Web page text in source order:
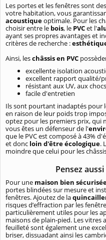
Les portes et les fenêtres sont
votre habitation, vous
acoustiqueoptimale. Pour les
choisir entre le bois, le PVCet l'
ayant ses propres avantages et
critères de recherche :
Ainsi, leschâssis en PVC
excellente isolation
excellent rapport qualité/
résistant aux UV, aux
facile d'entretien
Ils sont pourtant inadaptés pour
en raison de leur poids trop
optez pour les premiers prix, qui
vous êtes un défenseur de l'
que le PVC est composé à 43%
et donc loin d'être écologique.
moindre que celui pour les
Pensez
Pour une maison bien
portes blindées sur mesure et
fenêtres. Ajoutez de la
risques d’effraction par les
particulièrement utiles pour les
maisons de plain-pied. Les
feuilleté sont également une
briser, dissuadant ainsi les